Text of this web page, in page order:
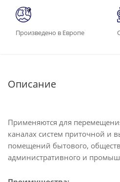
Произведено в Европе
Описание
Применяются для
каналах систем приточной и
помещений бытового,
административного и